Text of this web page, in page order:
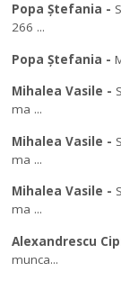
Popa Ștefania -
266 ...
Popa Ștefania -
Mihalea Vasile -
ma ...
Mihalea Vasile -
ma ...
Mihalea Vasile -
ma ...
Alexandrescu
munca...